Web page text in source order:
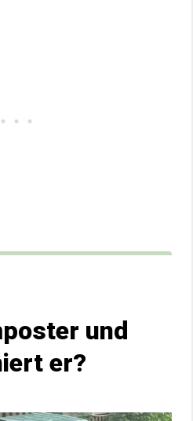
und
er?